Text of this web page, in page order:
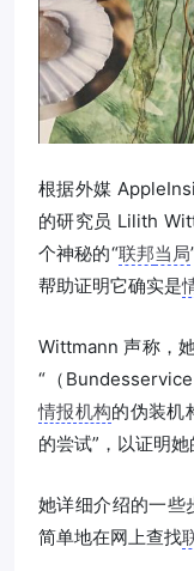
根据外媒
的研究员 Lilith
个神秘的“联邦当局
帮助证明它确实是
Wittmann 声称，
“（
情报机构的伪装机
的尝试”，以证明她
她详细介绍的一些
简单地在网上查找